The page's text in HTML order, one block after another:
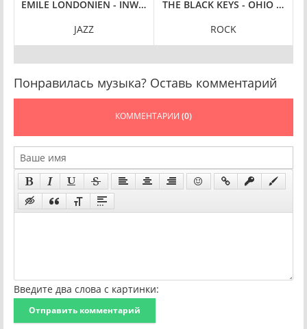
PERFECT BEAST [REMASTERED 2024, 24-BIT HI-RES] (1984/
EMILE LONDONIEN - INWARDS [24-BIT HI-RES] (2024) FLAC
JAZZ
THE BLACK KEYS - OHIO
ROCK
Понравилась музыка? Оставь комментарий
КОММЕНТАРИИ (0)
Введите два слова с картинки:
Отправить комментарий